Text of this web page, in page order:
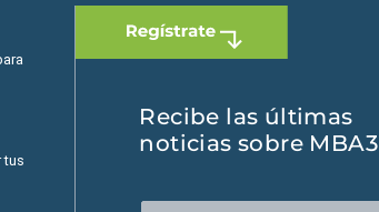
tus
Recibe las últimas
noticias sobre MBA3